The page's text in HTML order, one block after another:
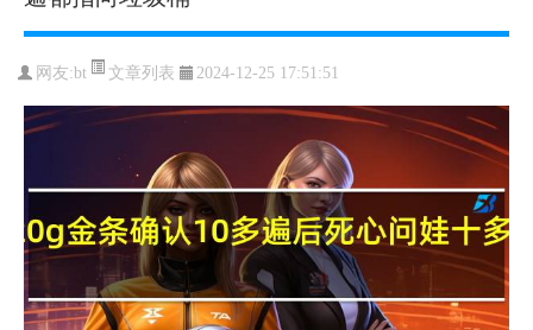
网友:bt 文章列表 2024-12-25 17:51:51